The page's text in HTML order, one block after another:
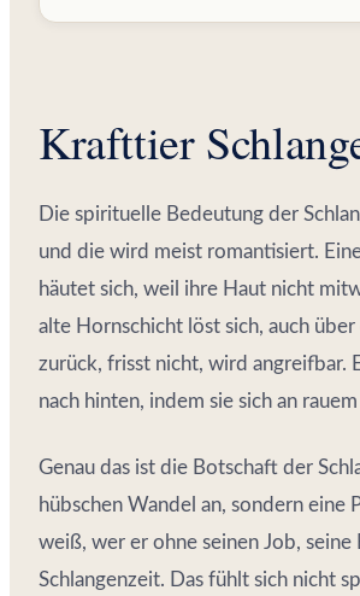
Krafttier
Die spirituelle Bedeutung der
und die wird meist romantisiert.
häutet sich, weil ihre Haut nicht
alte Hornschicht löst sich, auch
zurück, frisst nicht, wird angreifbar.
nach hinten, indem sie sich an
Genau das ist die Botschaft der
hübschen Wandel an, sondern eine
weiß, wer er ohne seinen Job,
Schlangenzeit. Das fühlt sich nicht